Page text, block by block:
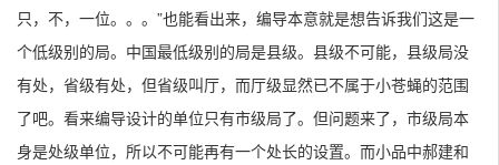
只，不，一位。。。”也能看出来，编导本意就是想告诉我们这是一
个低级别的局。中国最低级别的局是县级。县级不可能，县级局没
有处，省级有处，但省级叫厅，而厅级显然已不属于小苍蝇的范围
了吧。看来编导设计的单位只有市级局了。但问题来了，市级局本
身是处级单位，所以不可能再有一个处长的设置。而小品中郝建和